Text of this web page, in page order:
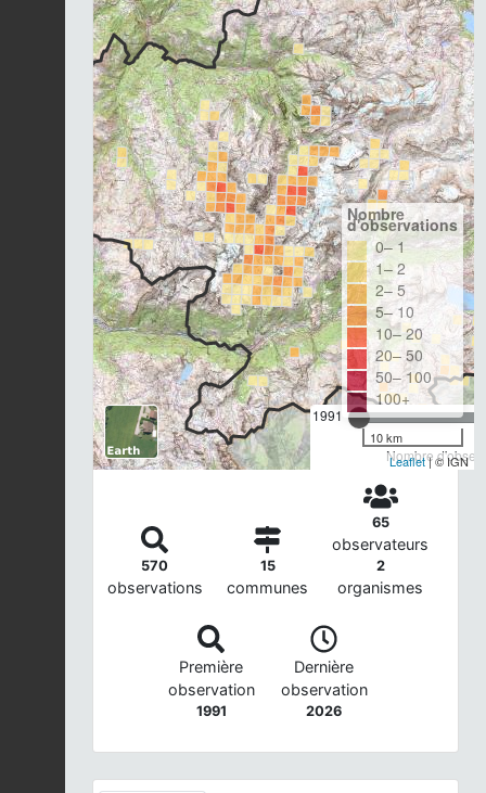
1991
Nombre
Nombre
d'observations
0– 1
1– 2
2– 5
5– 10
10– 20
20– 50
50– 100
100+
10 km
Leaflet| © IGN
570
observations
15
communes
65
observateurs
2
organismes
Première
observation
1991
Dernière
observation
2026